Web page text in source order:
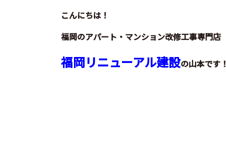
こんにちは！
福岡のアパート・マンション改修工事専門店
福岡リニューアル建設の山本です！